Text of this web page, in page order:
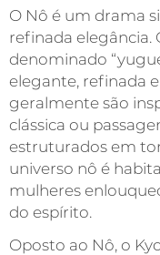
O Nô é um drama
refinada elegância.
denominado
elegante, refinada
geralmente são
clássica ou
estruturados em
universo nô é
mulheres
do espírito.
Oposto ao Nô, o